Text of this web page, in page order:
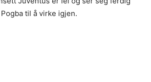
til å virke igjen.